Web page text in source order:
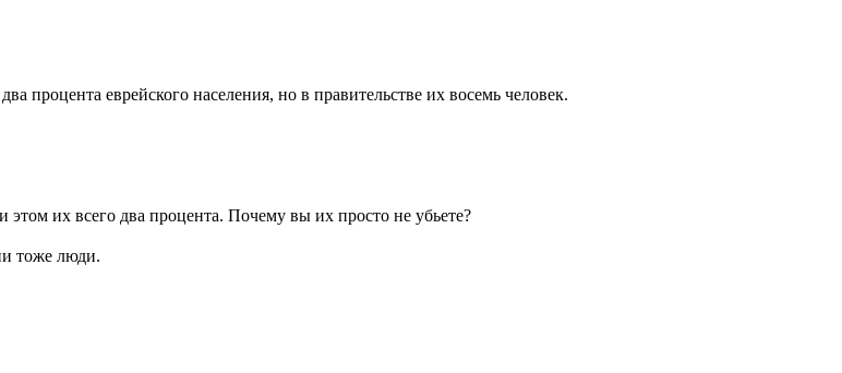
еврейского населения, но в правительстве их восемь человек.
их всего два процента. Почему вы их просто не убьете?
тоже люди.